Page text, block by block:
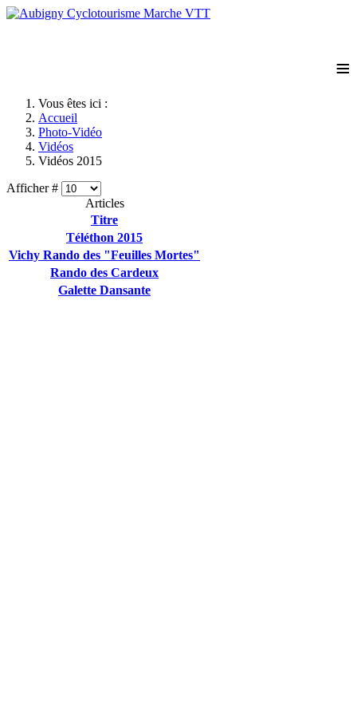
≡
Vous êtes ici :
Accueil
Photo-Vidéo
Vidéos
Vidéos 2015
Afficher #
Articles
Titre
Téléthon 2015
Vichy Rando des "Feuilles Mortes"
Rando des Cardeux
Galette Dansante